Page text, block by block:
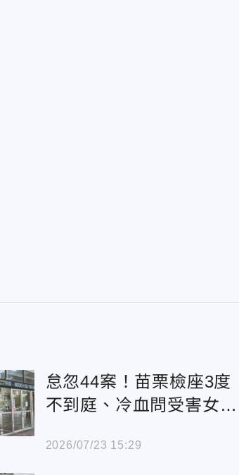
怠忽44案！苗栗檢座3度
不到庭、冷血問受害女
2026/07/23 15:29